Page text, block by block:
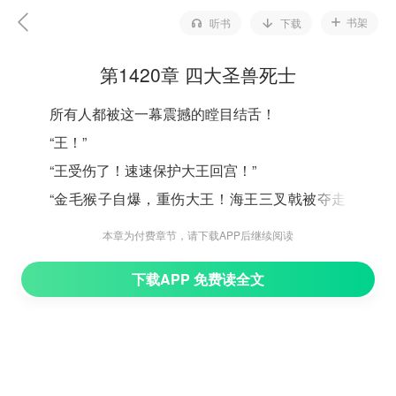
听书 下载 书架
第1420章 四大圣兽死士
所有人都被这一幕震撼的瞠目结舌！
“王！”
“王受伤了！速速保护大王回宫！”
“金毛猴子自爆，重伤大王！海王三叉戟被夺走！如
海族众人全都震撼无比，惊恐万分！
本章为付费章节，请下载APP后继续阅读
下载APP 免费读全文